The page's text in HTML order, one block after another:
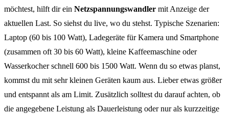
möchtest, hilft dir ein Netzspannungswandler mit Anzeige der
aktuellen Last. So siehst du live, wo du stehst. Typische Szenarien:
Laptop (60 bis 100 Watt), Ladegeräte für Kamera und Smartphone
(zusammen oft 30 bis 60 Watt), kleine Kaffeemaschine oder
Wasserkocher schnell 600 bis 1500 Watt. Wenn du so etwas planst,
kommst du mit sehr kleinen Geräten kaum aus. Lieber etwas größer
und entspannt als am Limit. Zusätzlich solltest du darauf achten, ob
die angegebene Leistung als Dauerleistung oder nur als kurzzeitige